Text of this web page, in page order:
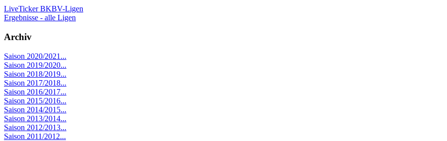
LiveTicker BKBV-Ligen
Ergebnisse - alle Ligen
Archiv
Saison 2020/2021...
Saison 2019/2020...
Saison 2018/2019...
Saison 2017/2018...
Saison 2016/2017...
Saison 2015/2016...
Saison 2014/2015...
Saison 2013/2014...
Saison 2012/2013...
Saison 2011/2012...